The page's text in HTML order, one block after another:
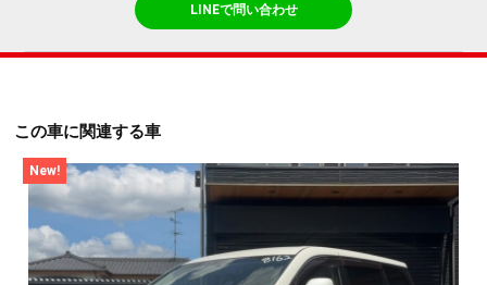
LINEで問い合わせ
この車に関連する車
New!